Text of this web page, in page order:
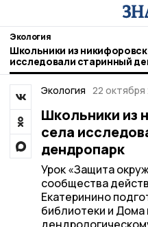
Экология
Школьники из
исследовали старинный
Экология 22 октября
Школьники из
села
дендропарк
Урок «Защита
сообщества
Екатеринино
библиотеки и